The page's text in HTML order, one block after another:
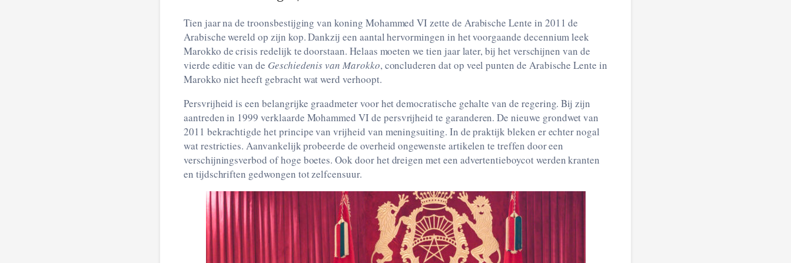
Tien jaar na de troonsbestijging van koning Mohammed VI zette de Arabische Lente in 2011 de
Arabische wereld op zijn kop. Dankzij een aantal hervormingen in het voorgaande decennium leek
Marokko de crisis redelijk te doorstaan. Helaas moeten we tien jaar later, bij het verschijnen van de
vierde editie van de Geschiedenis van Marokko, concluderen dat op veel punten de Arabische Lente in
Marokko niet heeft gebracht wat werd verhoopt.
Persvrijheid is een belangrijke graadmeter voor het democratische gehalte van de regering. Bij zijn
aantreden in 1999 verklaarde Mohammed VI de persvrijheid te garanderen. De nieuwe grondwet van
2011 bekrachtigde het principe van vrijheid van meningsuiting. In de praktijk bleken er echter nogal
wat restricties. Aanvankelijk probeerde de overheid ongewenste artikelen te treffen door een
verschijningsverbod of hoge boetes. Ook door het dreigen met een advertentieboycot werden kranten
en tijdschriften gedwongen tot zelfcensuur.